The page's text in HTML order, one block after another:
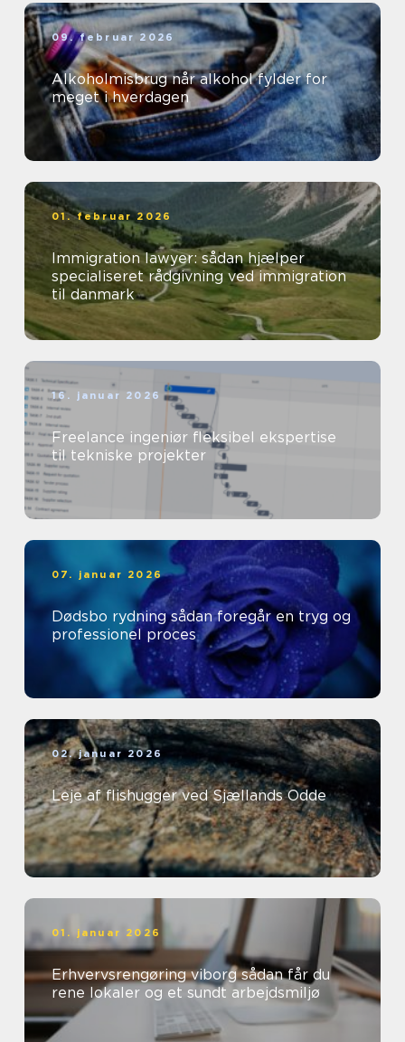
09. februar 2026
Alkoholmisbrug når alkohol fylder for
meget i hverdagen
01. februar 2026
Immigration lawyer: sådan hjælper
specialiseret rådgivning ved immigration
til danmark
16. januar 2026
Freelance ingeniør fleksibel ekspertise
til tekniske projekter
07. januar 2026
Dødsbo rydning sådan foregår en tryg og
professionel proces
02. januar 2026
Leje af flishugger ved Sjællands Odde
01. januar 2026
Erhvervsrengøring viborg sådan får du
rene lokaler og et sundt arbejdsmiljø